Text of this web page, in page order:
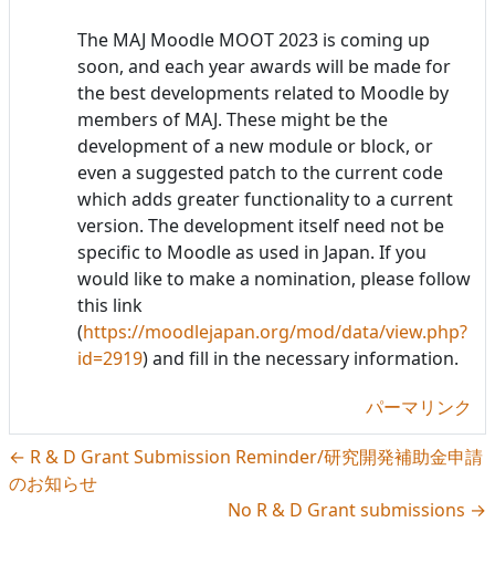
The MAJ Moodle MOOT 2023 is coming up
soon, and each year awards will be made for
the best developments related to Moodle by
members of MAJ. These might be the
development of a new module or block, or
even a suggested patch to the current code
which adds greater functionality to a current
version. The development itself need not be
specific to Moodle as used in Japan. If you
would like to make a nomination, please follow
this link
(https://moodlejapan.org/mod/data/view.php?
id=2919) and fill in the necessary information.
パーマリンク
← R & D Grant Submission Reminder/研究開発補助金申請
のお知らせ
No R & D Grant submissions →